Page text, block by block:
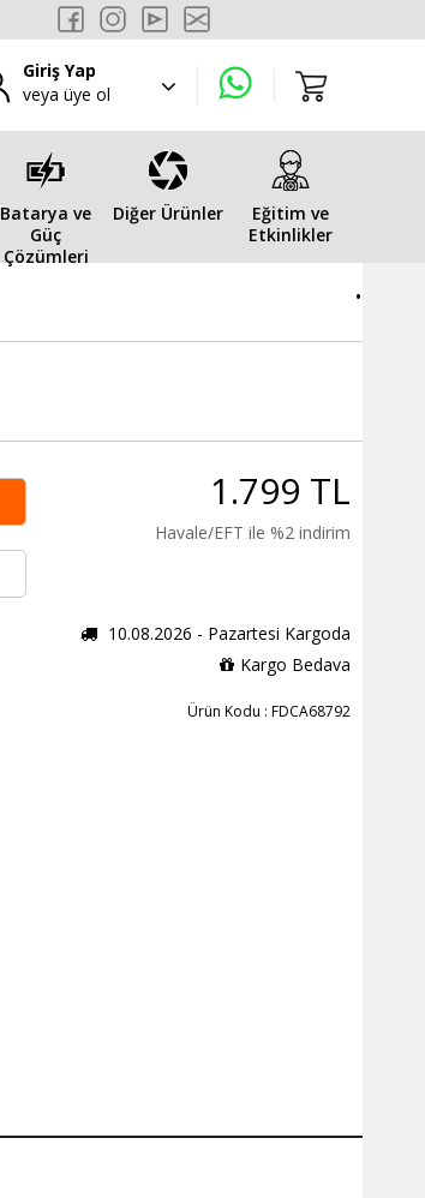
Giriş Yap
veya üye ol
Batarya ve
Güç
Çözümleri
Diğer Ürünler
Eğitim ve
Etkinlikler
.
1.799 TL
Havale/EFT ile %2 indirim
10.08.2026 - Pazartesi Kargoda
Kargo Bedava
Ürün Kodu : FDCA68792